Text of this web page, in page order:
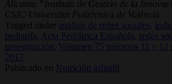
Alicante.
Instituto de Gestión de la
CSIC-Universitat Politècnica de València
Tagged under
análisis de redes sociales,
pediatría,
Acta Pediátrica Española, redes
investigación,
Volumen 75 números 11 y
2017
Publicado en
Nutrición infantil